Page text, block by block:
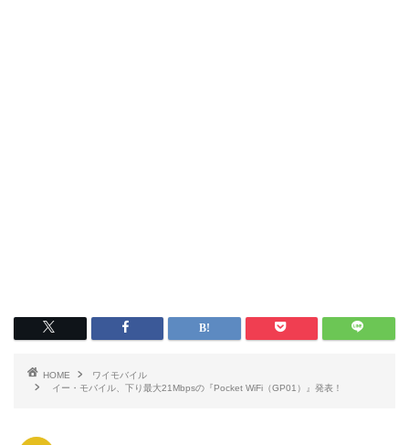
HOME
ワイモバイル
イー・モバイル、下り最大21Mbpsの『Pocket WiFi（GP01）』発表！